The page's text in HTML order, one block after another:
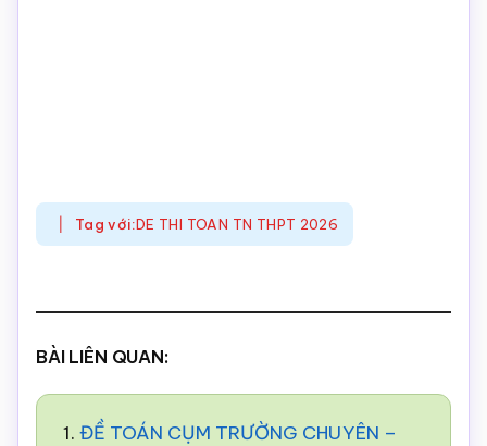
Tag với:DE THI TOAN TN THPT 2026
BÀI LIÊN QUAN:
1. ĐỀ TOÁN CỤM TRƯỜNG CHUYÊN –